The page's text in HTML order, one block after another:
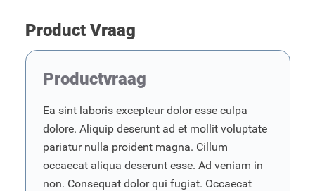
Product Vraag
Productvraag
Ea sint laboris excepteur dolor esse culpa
dolore. Aliquip deserunt ad et mollit voluptate
pariatur nulla proident magna. Cillum
occaecat aliqua deserunt esse. Ad veniam in
non. Consequat dolor qui fugiat. Occaecat